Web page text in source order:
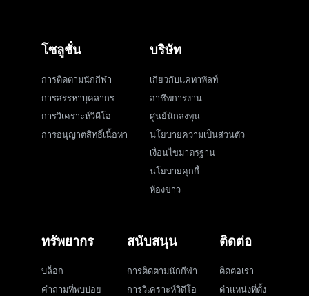
โซลูชั่น
การติดตามนักกีฬา
การสรรหาบุคลากร
การวิเคราะห์วิดีโอ
การอนุญาตสิทธิ์เนื้อหา
บริษัท
เกี่ยวกับแคทาพัลท์
อาชีพการงาน
ศูนย์นักลงทุน
นโยบายความเป็นส่วนตัว
เงื่อนไขมาตรฐาน
นโยบายคุกกี้
ห้องข่าว
ทรัพยากร
บล็อก
คำถามที่พบบ่อย
สนับสนุน
การติดตามนักกีฬา
การวิเคราะห์วิดีโอ
ติดต่อ
ติดต่อเรา
ตำแหน่งที่ตั้ง